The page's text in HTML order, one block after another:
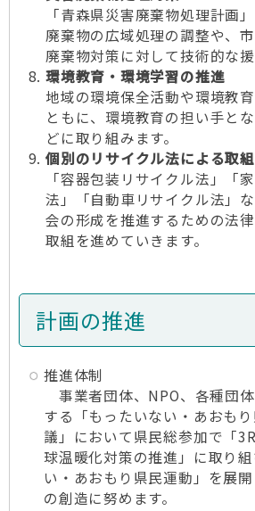
「青森県災害廃棄物処理計画
廃棄物の広域処理の調整や、
廃棄物対策に対して技術的な援
環境教育・環境学習の推進
地域の環境保全活動や環境教
ともに、環境教育の担い手と
どに取り組みます。
個別のリサイクル法による取組
「容器包装リサイクル法」「
法」「自動車リサイクル法」
会の形成を推進するための法
取組を進めていきます。
計画の推進
推進体制
事業者団体、NPO、各種団
する「もったいない・あおも
議」において県民総参加で「
球温暖化対策の推進」に取り
い・あおもり県民運動」を展
の創造に努めます。